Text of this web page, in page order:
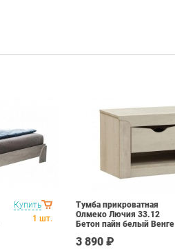
Купить
1 шт.
Тумба прикроватная
Олмеко Лючия 33.12
Бетон пайн белый Венге
3 890 ₽